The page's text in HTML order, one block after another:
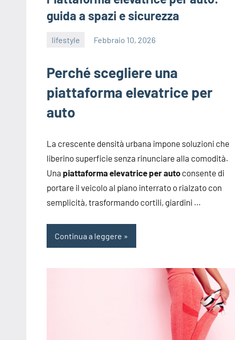
guida a spazi e sicurezza
lifestyle Febbraio 10, 2026
Perché scegliere una
piattaforma elevatrice per
auto
La crescente densità urbana impone soluzioni che
liberino superficie senza rinunciare alla comodità.
Una piattaforma elevatrice per auto consente di
portare il veicolo al piano interrato o rialzato con
semplicità, trasformando cortili, giardini …
Continua a leggere